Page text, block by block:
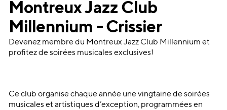
Montreux Jazz Club
Millennium - Crissier
Devenez membre du Montreux Jazz Club Millennium et
profitez de soirées musicales exclusives!
Ce club organise chaque année une vingtaine de soirées
musicales et artistiques d’exception, programmées en